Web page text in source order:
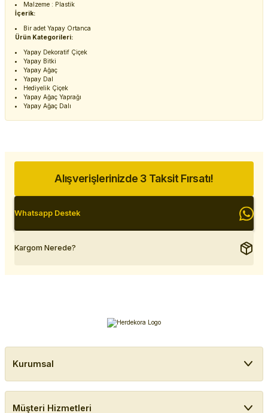
Malzeme : Plastik
İçerik:
Bir adet Yapay Ortanca
Ürün Kategorileri:
Yapay Dekoratif Çiçek
Yapay Bitki
Yapay Ağaç
Yapay Dal
Hediyelik Çiçek
Yapay Ağaç Yaprağı
Yapay Ağaç Dalı
Alışverişlerinizde 3 Taksit Fırsatı!
Whatsapp Destek
Kargom Nerede?
Kurumsal
Müşteri Hizmetleri